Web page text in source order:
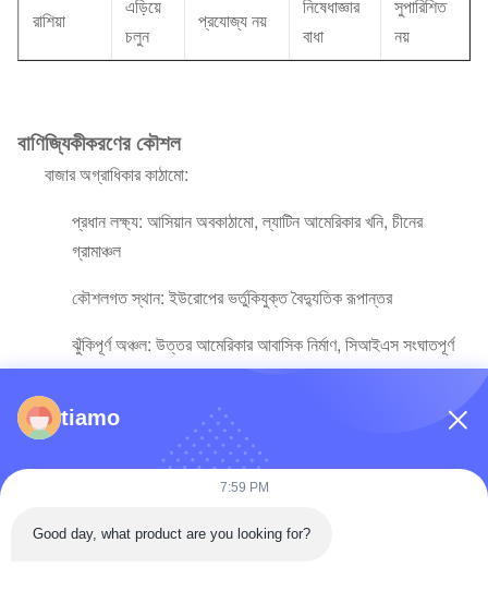
রাশিয়া
এড়িয়ে
চলুন
প্রযোজ্য নয়
নিষেধাজ্ঞার
বাধা
সুপারিশিত
নয়
বাণিজ্যিকীকরণের কৌশল
বাজার অগ্রাধিকার কাঠামো:
প্রধান লক্ষ্য: আসিয়ান অবকাঠামো, ল্যাটিন আমেরিকার খনি, চীনের
গ্রামাঞ্চল
কৌশলগত স্থান: ইউরোপের ভর্তুকিযুক্ত বৈদ্যুতিক রূপান্তর
ঝুঁকিপূর্ণ অঞ্চল: উত্তর আমেরিকার আবাসিক নির্মাণ, সিআইএস সংঘাতপূর্ণ
এলাকা
পণ্য বিভেদের কৌশল:
উন্নয়নশীল অর্থনীতি: সরঞ্জাম অর্থায়ন বান্ডিল + চরম পরিবেশের কিট
tiamo
7:59 PM
Good day, what product are you looking for?